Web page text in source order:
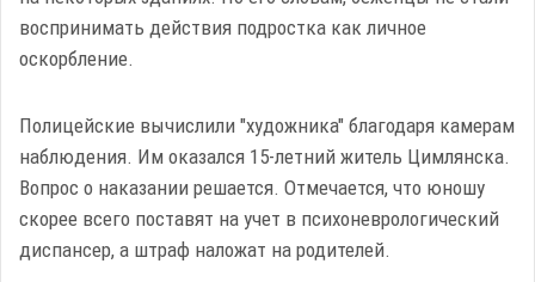
воспринимать действия подростка как личное
оскорбление.
Полицейские вычислили "художника" благодаря камерам
наблюдения. Им оказался 15-летний житель Цимлянска.
Вопрос о наказании решается. Отмечается, что юношу
скорее всего поставят на учет в психоневрологический
диспансер, а штраф наложат на родителей.